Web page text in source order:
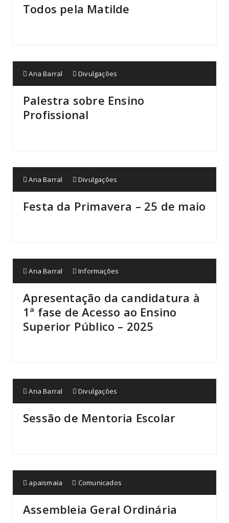
Todos pela Matilde
Ana Barral Divulgações
Palestra sobre Ensino
Profissional
Ana Barral Divulgações
Festa da Primavera – 25 de maio
Ana Barral Informações
Apresentação da candidatura à
1ª fase de Acesso ao Ensino
Superior Público – 2025
Ana Barral Divulgações
Sessão de Mentoria Escolar
apaismaia Comunicados
Assembleia Geral Ordinária